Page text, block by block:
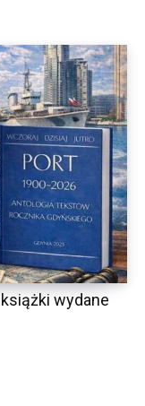
wydane